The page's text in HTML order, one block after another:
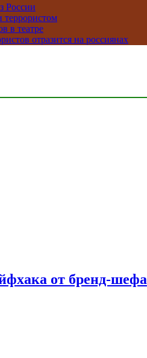
России
террористом
в театре
отразится на россиянах
от бренд-шефа